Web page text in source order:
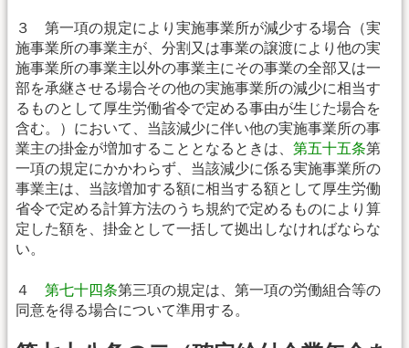
３ 第一項の規定により実施事業所が減少する場合（実
施事業所の事業主が、分割又は事業の譲渡により他の実
施事業所の事業主以外の事業主にその事業の全部又は一
部を承継させる場合その他の実施事業所の減少に相当す
るものとして厚生労働省令で定める事由が生じた場合を
含む。）において、当該減少に伴い他の実施事業所の事
業主の掛金が増加することとなるときは、 第五十五条第
一項の規定にかかわらず、当該減少に係る実施事業所の
事業主は、当該増加する額に相当する額として厚生労働
省令で定める計算方法のうち規約で定めるものにより算
定した額を、掛金として一括して拠出しなければならな
い。
４ 第七十四条第三項の規定は、第一項の労働組合等の
同意を得る場合について準用する。